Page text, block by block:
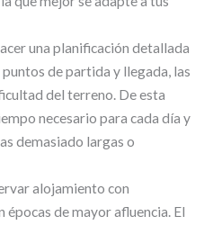
una planificación detallada
de partida y llegada, las
del terreno. De esta
necesario para cada día y
demasiado largas o
alojamiento con
épocas de mayor afluencia. El